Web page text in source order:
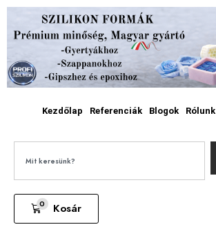
Kezdőlap Referenciák Blogok Rólunk
0 Kosár